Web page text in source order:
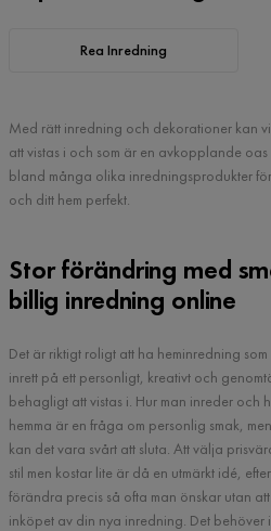
Rea Inredning
Med rätt inredning och dekorationer kan vi
att vistas i och som är en avkopplande
bland många olika inredningsprodukter
och ditt hem perfekt.
Stor förändring med
billig inredning online
Det är riktigt roligt att ha heminredning
inrett på ett personligt, kreativt och
behagligt att vistas i. Hur man inreder och
hemma är en fråga om personlig smak,
kan det vara svårt att sluta. Att välja
stil men kostar lite är då en utmärkt idé,
förändra precis så ofta man önskar utan
inköpet av din nya inredning. Det behöver